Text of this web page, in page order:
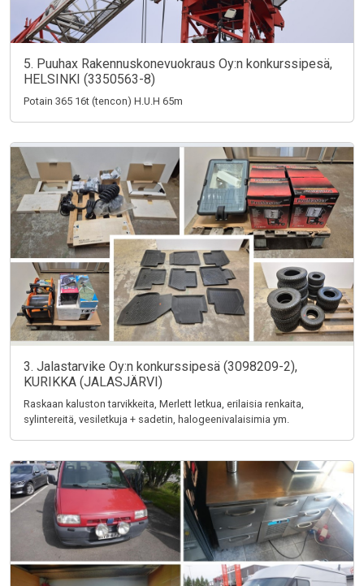
5. Puuhax Rakennuskonevuokraus Oy:n konkurssipesä,
HELSINKI (3350563-8)
Potain 365 16t (tencon) H.U.H 65m
3. Jalastarvike Oy:n konkurssipesä (3098209-2),
KURIKKA (JALASJÄRVI)
Raskaan kaluston tarvikkeita, Merlett letkua, erilaisia renkaita,
sylintereitä, vesiletkuja + sadetin, halogeenivalaisimia ym.